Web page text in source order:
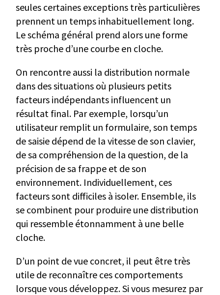
seules certaines exceptions très particulières
prennent un temps inhabituellement long.
Le schéma général prend alors une forme
très proche d’une courbe en cloche.
On rencontre aussi la distribution normale
dans des situations où plusieurs petits
facteurs indépendants influencent un
résultat final. Par exemple, lorsqu’un
utilisateur remplit un formulaire, son temps
de saisie dépend de la vitesse de son clavier,
de sa compréhension de la question, de la
précision de sa frappe et de son
environnement. Individuellement, ces
facteurs sont difficiles à isoler. Ensemble, ils
se combinent pour produire une distribution
qui ressemble étonnamment à une belle
cloche.
D’un point de vue concret, il peut être très
utile de reconnaître ces comportements
lorsque vous développez. Si vous mesurez par